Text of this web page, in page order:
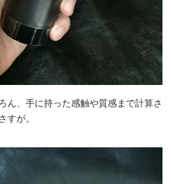
ん、手に持った感触や質感まで計算さ
すが。